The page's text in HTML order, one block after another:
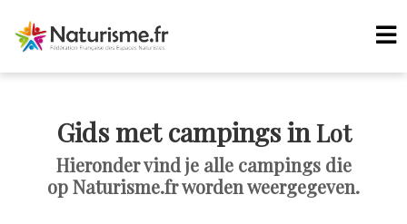
Gids met campings in Lot
Hieronder vind je alle campings die
op Naturisme.fr worden weergegeven.